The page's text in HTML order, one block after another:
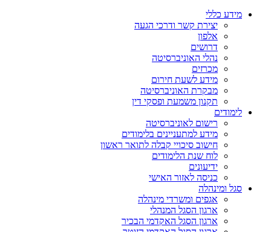
מידע כללי
יצירת קשר ודרכי הגעה
אלפון
דרושים
נהלי האוניברסיטה
מכרזים
מידע לשעת חירום
מבקרת האוניברסיטה
תקנון משמעת ופסקי דין
לימודים
רישום לאוניברסיטה
מידע למתעניינים בלימודים
חישוב סיכויי קבלה לתואר ראשון
לוח שנת הלימודים
ידיעונים
כניסה לאזור האישי
סגל ומינהלה
אגפים ומשרדי מינהלה
ארגון הסגל המנהלי
ארגון הסגל האקדמי הבכיר